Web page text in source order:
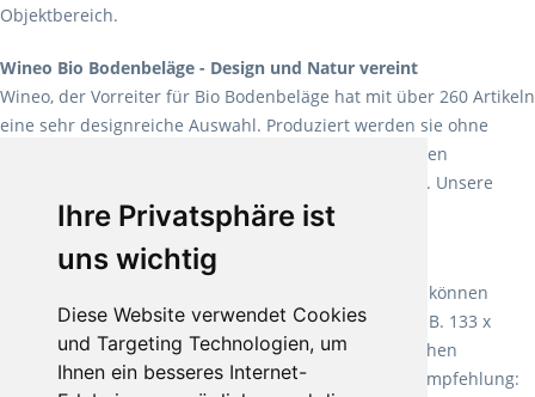
Ihre Privatsphäre ist
uns wichtig
Diese Website verwendet Cookies
und Targeting Technologien, um
Ihnen ein besseres Internet-
Objektbereich.
Wineo Bio Bodenbeläge - Design und Natur vereint
Wineo, der Vorreiter für Bio Bodenbeläge hat mit über 260 Artikeln
eine sehr designreiche Auswahl. Produziert werden sie ohne
Weichmacher und Lösungsmittel. Mit allen verfügbaren
Verlegearten ist er für jegliche Bauvorhaben attraktiv. Unsere
Empfehlung:Wineo 1000 Multi Layer XXL.
Teppiche für ein angenehmes Laufgefühl
machen es schon lange vor. Sie können
Teppich in Ihrem gewünschten Sondermaß kaufen, z.B. 133 x
60cm. Vor allem in Schlafzimmern aufgrund der weichen
Oberfläche ein sehr beliebter Zusatzboden. Unsere Empfehlung: